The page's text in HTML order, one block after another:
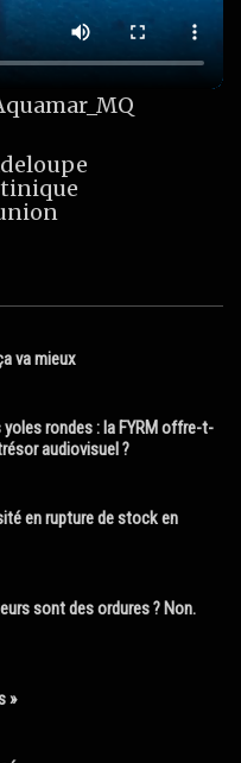
va mieux
yoles rondes : la FYRM offre-t-
audiovisuel ?
en rupture de stock en
sont des ordures ? Non.
»